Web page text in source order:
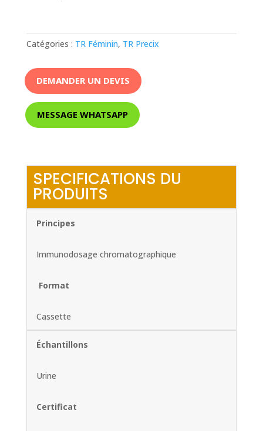
Catégories : TR Féminin, TR Precix
DEMANDER UN DEVIS
MESSAGE WHATSAPP
SPECIFICATIONS DU
PRODUITS
Principes
Immunodosage chromatographique
Format
Cassette
Échantillons
Urine
Certificat